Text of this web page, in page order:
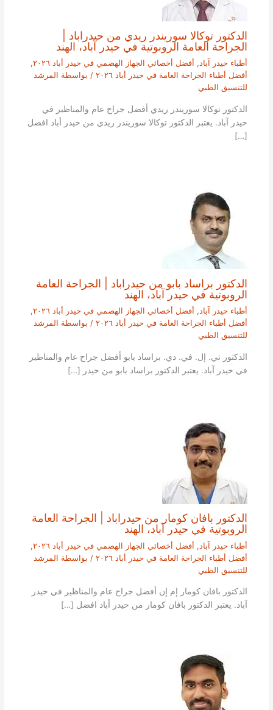
الدكتور توكالا سوريندر ريدي من حيدراباد |
الجراحة العامة الروبوتية في حيدر آباد، الهند
أطباء حيدر آباد , أفضل أخصائي الجهاز الهضمي في حيدر أباد ٢٠٢٦
,
أفضل أطباء الجراحة العامة في حيدر أباد ٢٠٢٦
/ بواسطة المرشد
للتنسيق الطبي
الدكتور توكالا سوريندر ريدي أفضل جراح عام والمناظير في
حيدر آباد. يعتبر الدكتور توكالا سوريندر ريدي من حيدر أباد افضل
[…]
الدكتور براساد بابو من حيدراباد | الجراحة العامة
الروبوتية في حيدر آباد، الهند
أطباء حيدر آباد, أفضل أخصائي الجهاز الهضمي في حيدر أباد ٢٠٢٦
,
أفضل أطباء الجراحة العامة في حيدر أباد ٢٠٢٦
/ بواسطة المرشد
للتنسيق الطبي
الدكتور تي. إل. في. دي. براساد بابو أفضل جراح عام والمناظير
في حيدر آباد. يعتبر الدكتور براساد بابو من حيدر […]
الدكتور بافان كومار من حيدراباد | الجراحة العامة
الروبوتية في حيدر آباد، الهند
أطباء حيدر آباد , أفضل أخصائي الجهاز الهضمي في حيدر أباد ٢٠٢٦
,
أفضل أطباء الجراحة العامة في حيدر أباد ٢٠٢٦
/ بواسطة المرشد
للتنسيق الطبي
الدكتور بافان كومار إم إن أفضل جراح عام والمناظير في حيدر
آباد. يعتبر الدكتور بافان كومار من حيدر أباد افضل […]